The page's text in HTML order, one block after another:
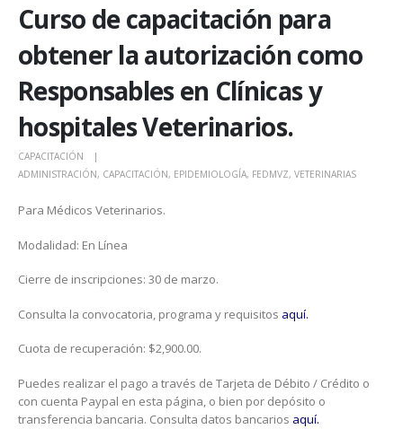
Curso de capacitación para
obtener la autorización como
Responsables en Clínicas y
hospitales Veterinarios.
CAPACITACIÓN
ADMINISTRACIÓN, CAPACITACIÓN, EPIDEMIOLOGÍA, FEDMVZ, VETERINARIAS
Para Médicos Veterinarios.
Modalidad: En Línea
Cierre de inscripciones: 30 de marzo.
Consulta la convocatoria, programa y requisitos aquí.
Cuota de recuperación: $2,900.00.
Puedes realizar el pago a través de Tarjeta de Débito / Crédito o
con cuenta Paypal en esta página, o bien por depósito o
transferencia bancaria. Consulta datos bancarios aquí.